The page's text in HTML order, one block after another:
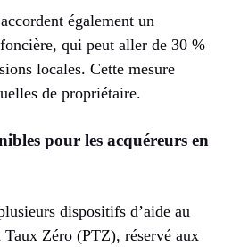
également un
qui peut aller de 30 %
locales. Cette mesure
de propriétaire.
pour les acquéreurs en
dispositifs d’aide au
Zéro (PTZ), réservé aux